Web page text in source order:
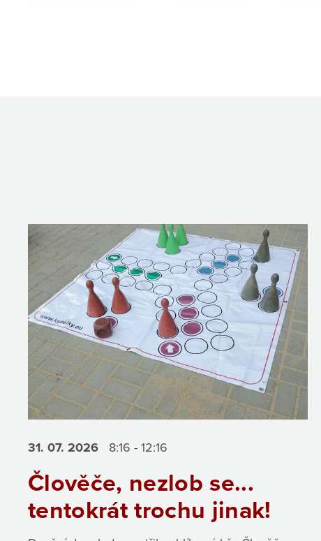
31. 07. 2026 8:16 - 12:16
Člověče, nezlob se...
tentokrát trochu jinak!